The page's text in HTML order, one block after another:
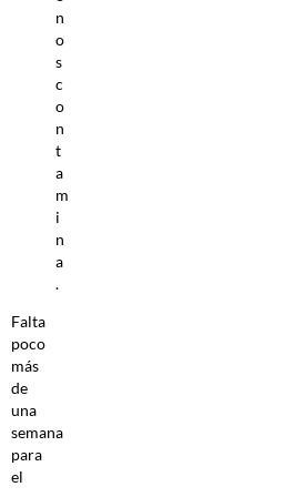
n
o
s
c
o
n
t
a
m
i
n
a
.
Falta
poco
más
de
una
semana
para
el